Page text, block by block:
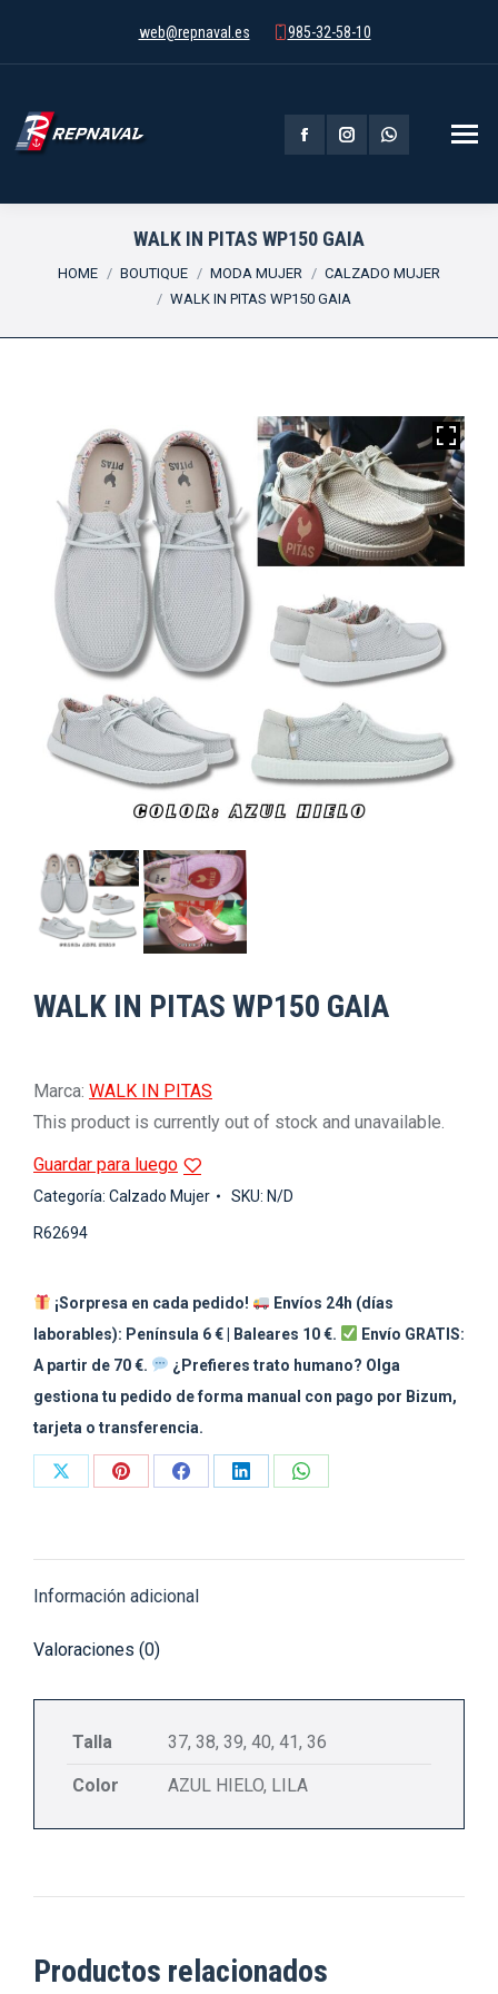
web@repnaval.es 985-32-58-10
Facebook
opens
in
Instagram
opens
in
Whatsapp
in
WALK IN PITAS WP150 GAIA
You are here:
HOME BOUTIQUE MODA MUJER
CALZADO MUJER
WALK IN PITAS WP150 GAIA
WALK IN PITAS WP150 GAIA
Marca: WALK IN PITAS
This product is currently out of stock and unavailable.
Guardar para luego
Categoría: Calzado Mujer SKU: N/D
R62694
¡Sorpresa en cada pedido!
Envíos 24h (días
laborables): Península 6 € | Baleares 10 €.
Envío GRATIS:
A partir de 70 €.
¿Prefieres trato humano? Olga
gestiona tu pedido de forma manual con pago por Bizum,
tarjeta o transferencia.
Share
Share
Share
Share
Share
Información adicional
Valoraciones (0)
Talla 37, 38, 39, 40, 41, 36
Color AZUL HIELO, LILA
Productos relacionados